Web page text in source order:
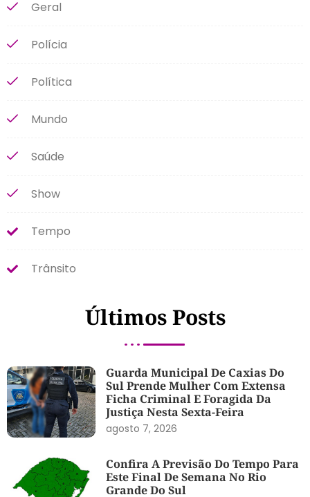
Geral
Polícia
Política
Mundo
Saúde
Show
Tempo
Trânsito
Últimos Posts
Guarda Municipal De Caxias Do
Sul Prende Mulher Com Extensa
Ficha Criminal E Foragida Da
Justiça Nesta Sexta-Feira
agosto 7, 2026
Confira A Previsão Do Tempo Para
Este Final De Semana No Rio
Grande Do Sul